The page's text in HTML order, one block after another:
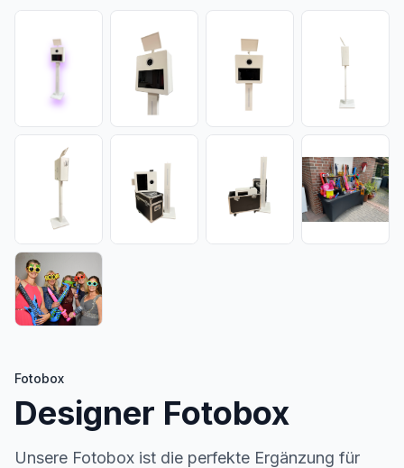
Fotobox
Designer Fotobox
Unsere Fotobox ist die perfekte Ergänzung für